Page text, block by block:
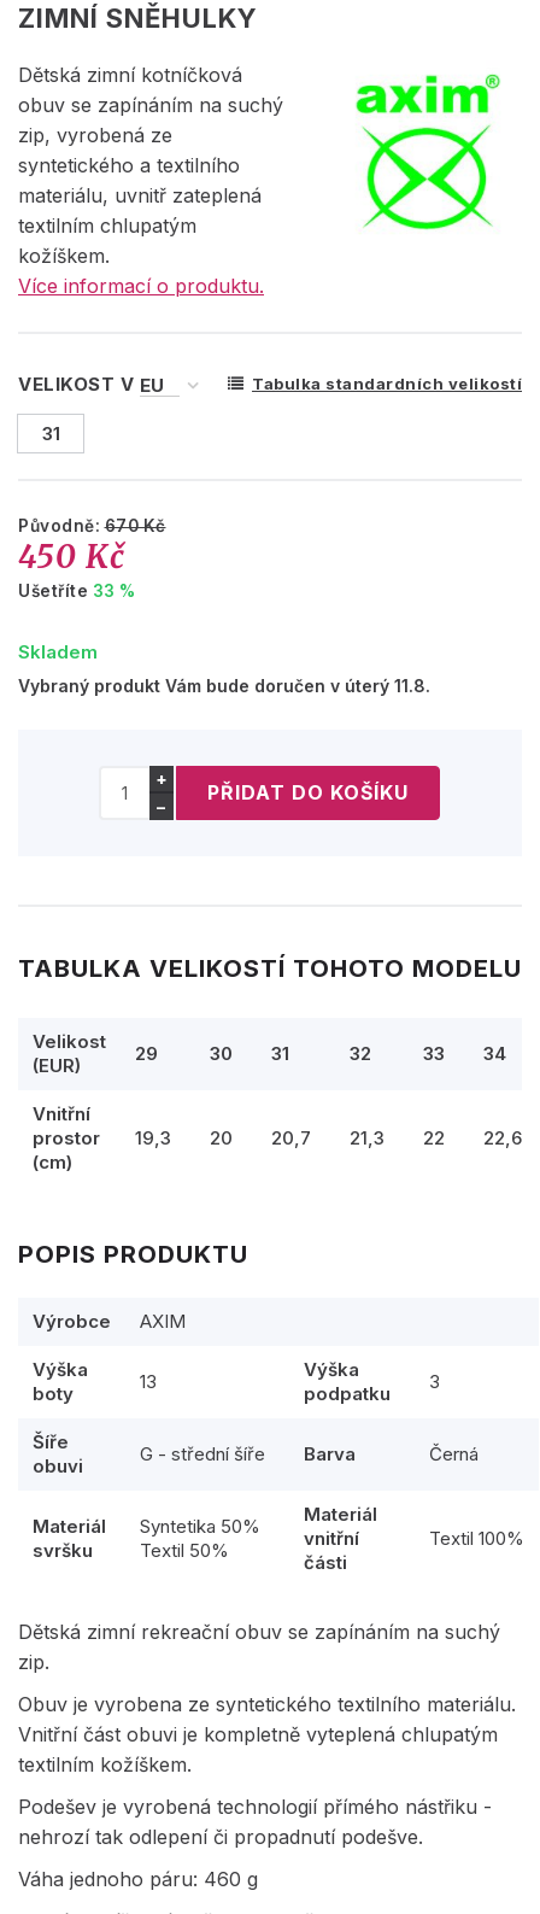
ZIMNÍ SNĚHULKY
Dětská zimní kotníčková
obuv se zapínáním na suchý
zip, vyrobená ze
syntetického a textilního
materiálu, uvnitř zateplená
textilním chlupatým
kožíškem.
Více informací o produktu.
VELIKOST V Tabulka standardních velikostí
31
Původně:670 Kč
450 Kč
Ušetříte 33 %
Skladem
Vybraný produkt Vám bude doručen v úterý 11.8.
+
−
TABULKA VELIKOSTÍ TOHOTO MODELU
Velikost
(EUR)
29 30 31 32 33 34
Vnitřní
prostor
(cm)
19,3 20 20,7 21,3 22 22,6
POPIS PRODUKTU
Výrobce AXIM
Výška
boty
13
Výška
podpatku
3
Šíře
obuvi
G - střední šíře Barva Černá
Materiál
svršku
Syntetika 50%
Textil 50%
Materiál
vnitřní
části
Textil 100%
Dětská zimní rekreační obuv se zapínáním na suchý
zip.
Obuv je vyrobena ze syntetického textilního materiálu.
Vnitřní část obuvi je kompletně vyteplená chlupatým
textilním kožíškem.
Podešev je vyrobená technologií přímého nástřiku -
nehrozí tak odlepení či propadnutí podešve.
Váha jednoho páru: 460 g